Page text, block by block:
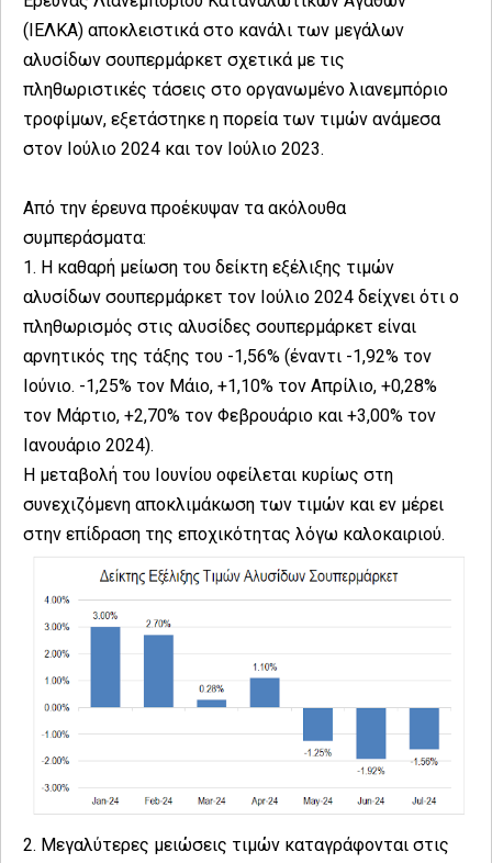
(ΙΕΛΚΑ) αποκλειστικά στο κανάλι των μεγάλων
αλυσίδων σουπερμάρκετ σχετικά με τις
πληθωριστικές τάσεις στο οργανωμένο λιανεμπόριο
τροφίμων, εξετάστηκε η πορεία των τιμών ανάμεσα
στον Ιούλιο 2024 και τον Ιούλιο 2023.
Από την έρευνα προέκυψαν τα ακόλουθα
συμπεράσματα:
1. Η καθαρή μείωση του δείκτη εξέλιξης τιμών
αλυσίδων σουπερμάρκετ τον Ιούλιο 2024 δείχνει ότι ο
πληθωρισμός στις αλυσίδες σουπερμάρκετ είναι
αρνητικός της τάξης του -1,56% (έναντι -1,92% τον
Ιούνιο. -1,25% τον Μάιο, +1,10% τον Απρίλιο, +0,28%
τον Μάρτιο, +2,70% τον Φεβρουάριο και +3,00% τον
Ιανουάριο 2024).
Η μεταβολή του Ιουνίου οφείλεται κυρίως στη
συνεχιζόμενη αποκλιμάκωση των τιμών και εν μέρει
στην επίδραση της εποχικότητας λόγω καλοκαιριού.
2. Μεγαλύτερες μειώσεις τιμών καταγράφονται στις